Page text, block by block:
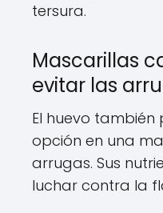
tersura.
Mascarillas
evitar las
El huevo
opción en una
arrugas. Sus
luchar contra la